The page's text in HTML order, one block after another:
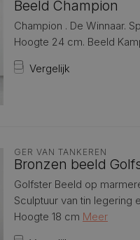
Beeld Champion
Champion . De Winnaar.
Hoogte 24 cm. Beeld
Vergelijk
GER VAN TANKEREN
Bronzen beeld
Golfster Beeld op
Sculptuur van tin legering
Hoogte 18 cm Meer